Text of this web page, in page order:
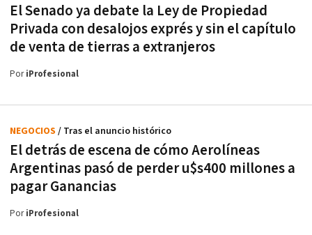
El Senado ya debate la Ley de Propiedad
Privada con desalojos exprés y sin el capítulo
de venta de tierras a extranjeros
PoriProfesional
El detrás de escena de cómo Aerolíneas
Argentinas pasó de perder u$s400 millones a
pagar Ganancias
NEGOCIOS / Tras el anuncio histórico
PoriProfesional